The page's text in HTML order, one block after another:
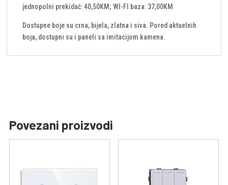
jednopolni prekidač: 40,50KM; WI-FI baza: 37,00KM
Dostupne boje su crna, bijela, zlatna i siva. Pored aktuelnih
boja, dostupni su i paneli sa imitacijom kamena.
Povezani proizvodi